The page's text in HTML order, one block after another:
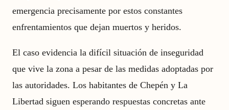
emergencia precisamente por estos constantes
enfrentamientos que dejan muertos y heridos.
El caso evidencia la difícil situación de inseguridad
que vive la zona a pesar de las medidas adoptadas por
las autoridades. Los habitantes de Chepén y La
Libertad siguen esperando respuestas concretas ante